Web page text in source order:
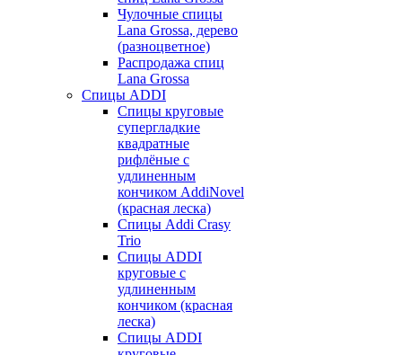
Чулочные спицы
Lana Grossa, дерево
(разноцветное)
Распродажа спиц
Lana Grossa
Спицы ADDI
Спицы круговые
супергладкие
квадратные
рифлёные с
удлиненным
кончиком AddiNovel
(красная леска)
Спицы Addi Crasy
Trio
Спицы ADDI
круговые с
удлиненным
кончиком (красная
леска)
Спицы ADDI